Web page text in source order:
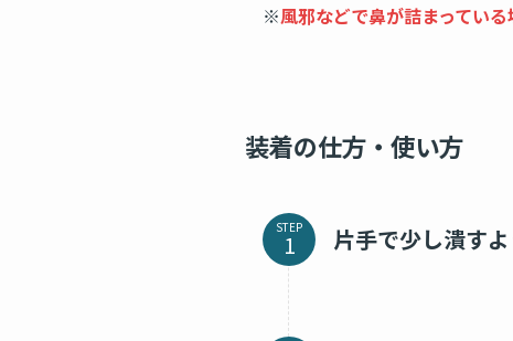
※風邪などで鼻が詰まってい
装着の仕方・使い方
STEP 片手で少し潰す